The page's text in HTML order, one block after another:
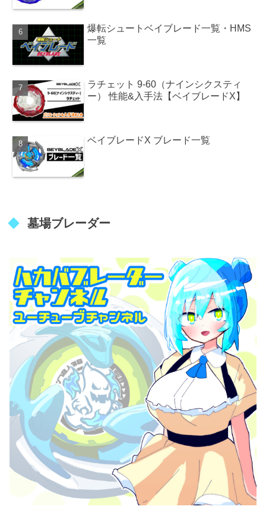
爆転シュートベイブレード一覧・HMS
一覧
ラチェット 9-60（ナインシクスティ
ー） 性能&入手法【ベイブレードX】
ベイブレードX ブレード一覧
墓場ブレーダー